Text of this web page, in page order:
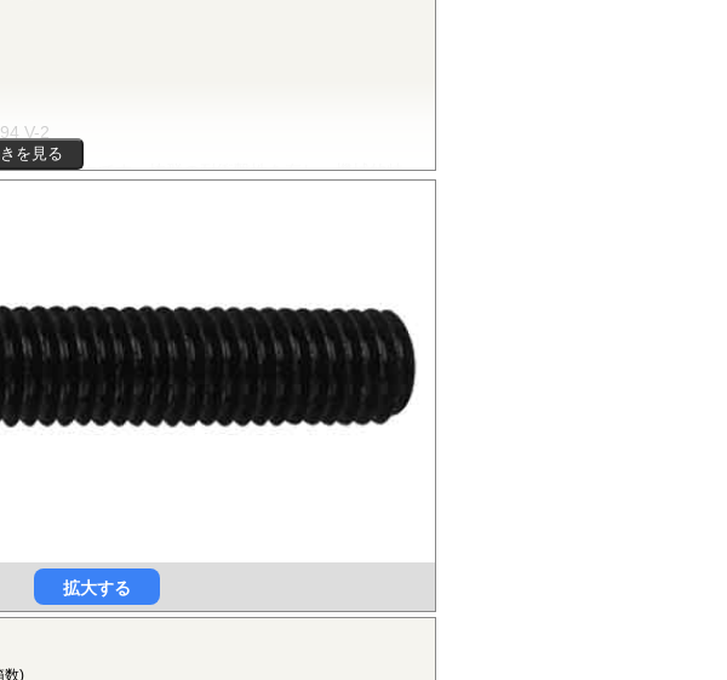
V-2
スチックです。抜群の耐衝撃性を有し、機械的特
自己消火性を示すことから、電気・電子分野から自
。
V-0
ックです。優れた耐熱性を有し、高温度雰囲気中で
また、耐薬品性、機械的特性、電気的特性、および寸
化学機械部品などに用いられています。
精密機械部品、電気・電子機器部品、土木建築用部材
V-0
を見る
拡大する
数)